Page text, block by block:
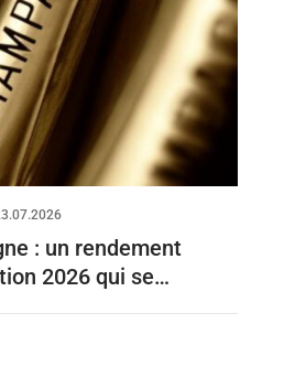
: un rendement
2026 qui se